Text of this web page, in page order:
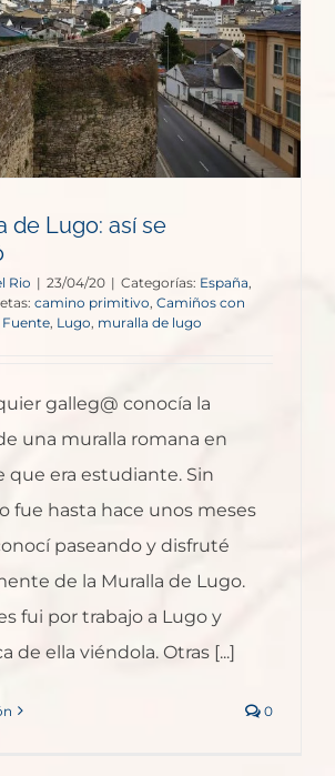
de Lugo: así se
Rio | 23/04/20 | Categorías: España
camino primitivo Camiños con
Fuente Lugo muralla de lugo
galleg@ conocía la
una muralla romana en
que era estudiante. Sin
fue hasta hace unos meses
paseando y disfruté
de la Muralla de Lugo.
fui por trabajo a Lugo y
de ella viéndola. Otras [...]
0